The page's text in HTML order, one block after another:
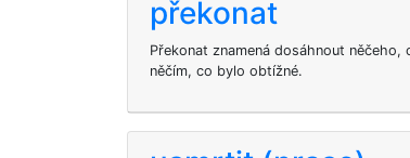
překonat
Překonat znamená dosáhnout
něčím, co bylo obtížné.